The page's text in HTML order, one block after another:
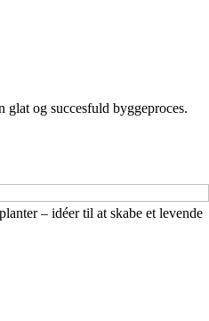
og succesfuld byggeproces.
– idéer til at skabe et levende